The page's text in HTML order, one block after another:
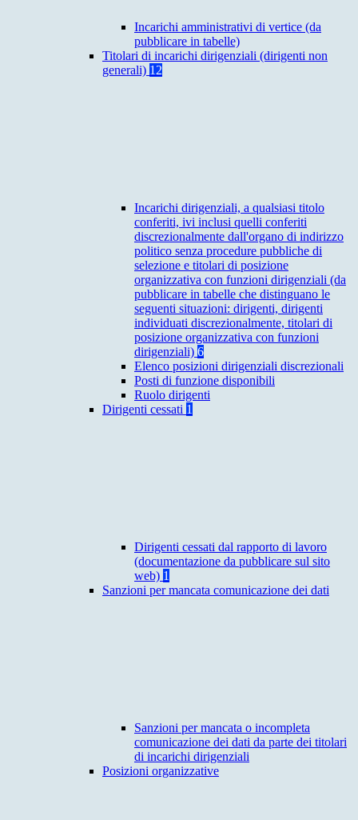
Incarichi amministrativi di vertice (da
pubblicare in tabelle)
Titolari di incarichi dirigenziali (dirigenti non
generali) 12
Incarichi dirigenziali, a qualsiasi titolo
conferiti, ivi inclusi quelli conferiti
discrezionalmente dall'organo di indirizzo
politico senza procedure pubbliche di
selezione e titolari di posizione
organizzativa con funzioni dirigenziali (da
pubblicare in tabelle che distinguano le
seguenti situazioni: dirigenti, dirigenti
individuati discrezionalmente, titolari di
posizione organizzativa con funzioni
dirigenziali) 6
Elenco posizioni dirigenziali discrezionali
Posti di funzione disponibili
Ruolo dirigenti
Dirigenti cessati 1
Dirigenti cessati dal rapporto di lavoro
(documentazione da pubblicare sul sito
web) 1
Sanzioni per mancata comunicazione dei dati
Sanzioni per mancata o incompleta
comunicazione dei dati da parte dei titolari
di incarichi dirigenziali
Posizioni organizzative